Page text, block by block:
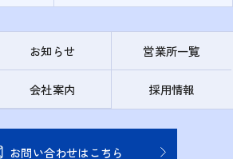
お知らせ 営業所一覧
会社案内 採用情報
お問い合わせはこちら